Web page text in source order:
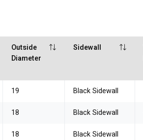
Outside
Diameter
Sidewall
19 Black Sidewall
18 Black Sidewall
18 Black Sidewall